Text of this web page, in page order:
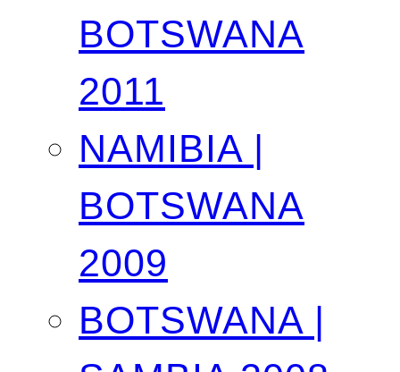
BOTSWANA
2011
NAMIBIA |
BOTSWANA
2009
BOTSWANA |